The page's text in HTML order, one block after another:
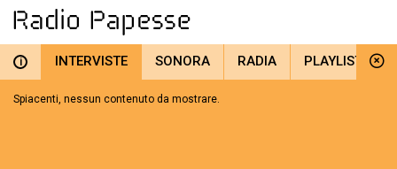
i INTERVISTE SONORA RADIA PLAYLIST
Spiacenti, nessun contenuto da mostrare.